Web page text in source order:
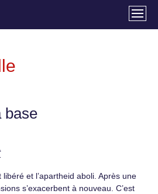
base
et l’apartheid aboli. Après une
s’exacerbent à nouveau. C’est